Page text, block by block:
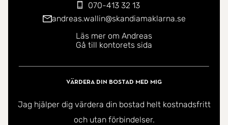
sällskapsyta. De tre välplanerade sovrummen
erbjuder både lugn och funktion med gott om plats
för förvaring. Från ovanvåningen skymtar
dessutom havet mellan trädkronorna , en detalj
som förstärker känslan av läget. Bostaden har
praktiskt nog badrum med dusch på båda
nedre plan.
070-413 32 13
andreas.wallin@skandiamaklarna.se
Läs mer om Andreas
Gå till kontorets sida
Värdera din bostad med mig
Jag hjälper dig värdera din bostad helt kostnadsfritt
och utan förbindelser.